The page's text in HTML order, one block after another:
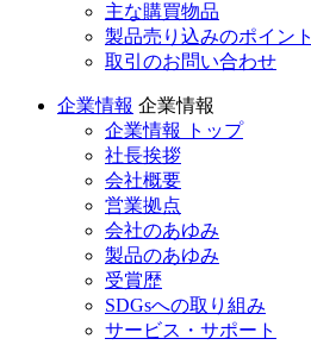
主な購買物品
製品売り込みのポイント
取引のお問い合わせ
企業情報 企業情報
企業情報 トップ
社長挨拶
会社概要
営業拠点
会社のあゆみ
製品のあゆみ
受賞歴
SDGsへの取り組み
サービス・サポート